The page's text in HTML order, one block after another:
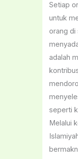
Setiap
untuk
orang di
adalah
seperti
Melalui